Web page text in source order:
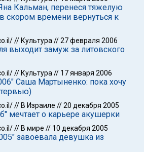
Кальман, перенеся тяжелую
скором времени вернуться к
// Культура //27 февраля 2006
выходит замуж за литовского
// Культура // 17 января 2006
Саша Мартыненко: пока хочу
// В Израиле //20 декабря 2005
мечтает о карьере акушерки
// В мире // 10 декабря 2005
завоевала девушка из